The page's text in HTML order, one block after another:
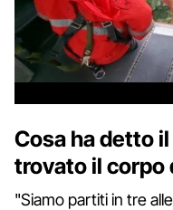
Cosa ha detto
trovato il corpo
"Siamo partiti in tre